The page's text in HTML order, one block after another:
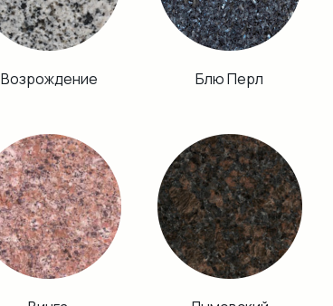
Блю Перл
Возрождение